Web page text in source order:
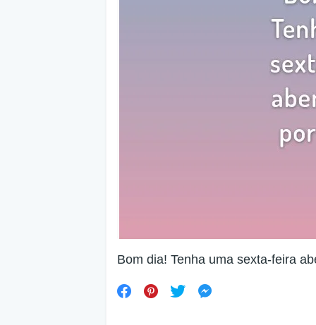
Bom dia! Tenha uma sexta-feira